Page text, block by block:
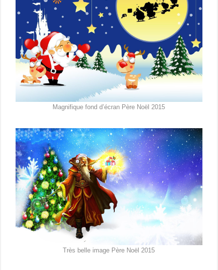
Magnifique fond d’écran Père Noël 2015
Très belle image Père Noël 2015